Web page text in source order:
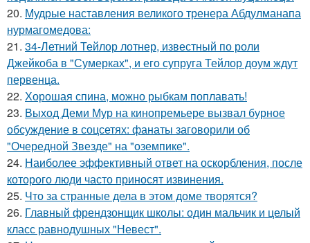
20. Мудрые наставления великого тренера Абдулманапа
нурмагомедова:
21. 34-Летний Тейлор лотнер, известный по роли
Джейкоба в "Сумерках", и его супруга Тейлор доум ждут
первенца.
22. Хорошая спина, можно рыбкам поплавать!
23. Выход Деми Мур на кинопремьере вызвал бурное
обсуждение в соцсетях: фанаты заговорили об
"Очередной Звезде" на "оземпике".
24. Наиболее эффективный ответ на оскорбления, после
которого люди часто приносят извинения.
25. Что за странные дела в этом доме творятся?
26. Главный френдзонщик школы: один мальчик и целый
класс равнодушных "Невест".